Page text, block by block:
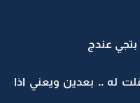
عندج
له .. بعدين ويعني اذا